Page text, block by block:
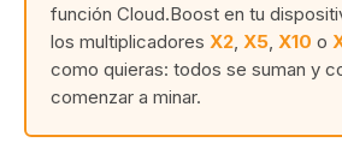
función Cloud.Boost en tu
los multiplicadores X2 X5 X10 o
como quieras: todos se suman y
comenzar a minar.